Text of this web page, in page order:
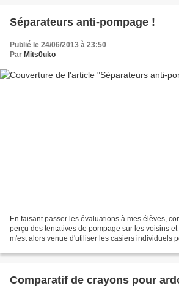
Séparateurs anti-pompage !
Publié le 24/06/2013 à 23:50
Par Mits0uko
En faisant passer les évaluations à mes élèves,
perçu des tentatives de pompage sur les voisins
m'est alors venue d'utiliser les casiers individuels
Comparatif de crayons pour